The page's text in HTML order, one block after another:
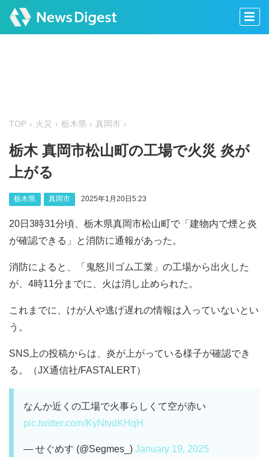
TOP 火災 栃木県 真岡市
栃木 真岡市松山町の工場で火災 炎が
上がる
栃木県 真岡市 2025年1月20日5:23
20日3時31分頃、栃木県真岡市松山町で「建物内で煙と炎
が確認できる」と消防に通報があった。
消防によると、「鬼怒川ゴム工業」の工場から出火した
が、4時11分までに、火は消し止められた。
これまでに、けが人や逃げ遅れの情報は入っていないとい
う。
SNS上の投稿からは、炎が上がっている様子が確認でき
る。（JX通信社/FASTALERT）
なんか近くの工場で火事らしくて空が赤い
pic.twitter.com/KyNtvdKHqH
— せぐめす (@Segmes_) January 19, 2025